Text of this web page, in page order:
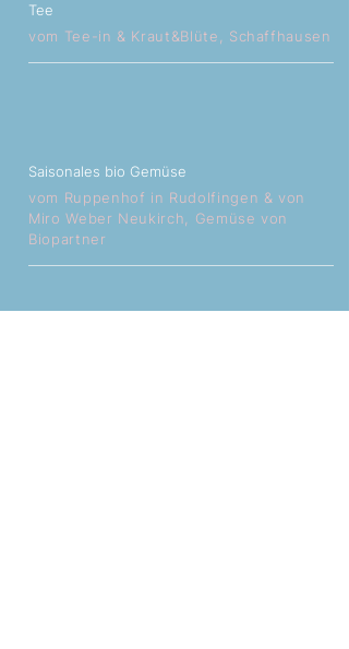
Tee
vom Tee-in & Kraut&Blüte, Schaffhausen
Saisonales bio Gemüse
vom Ruppenhof in Rudolfingen & von
Miro Weber Neukirch, Gemüse von
Biopartner